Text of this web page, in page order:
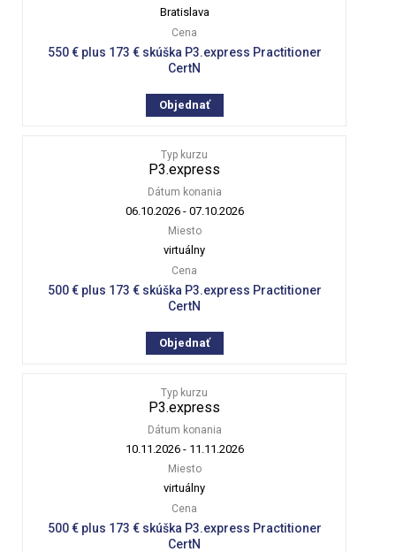
Bratislava
Cena
550 € plus 173 € skúška P3.express Practitioner
CertN
Objednať
Typ kurzu
P3.express
Dátum konania
06.10.2026- 07.10.2026
Miesto
virtuálny
Cena
500 € plus 173 € skúška P3.express Practitioner
CertN
Objednať
Typ kurzu
P3.express
Dátum konania
10.11.2026- 11.11.2026
Miesto
virtuálny
Cena
500 € plus 173 € skúška P3.express Practitioner
CertN